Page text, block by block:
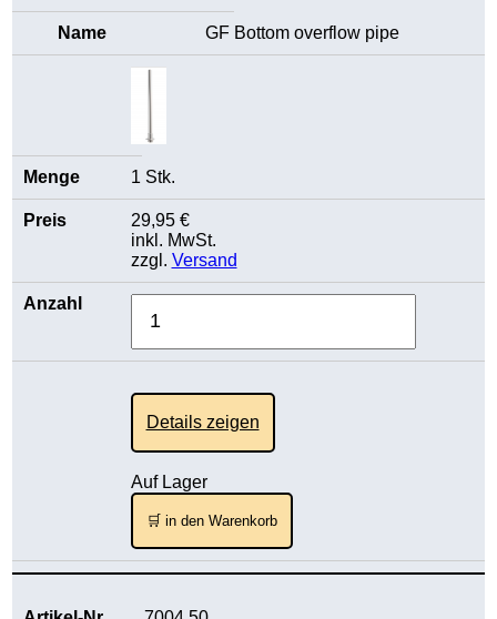
GF Bottom overflow pipe
1 Stk.
29,95 €
inkl. MwSt.
zzgl. Versand
Details zeigen
Auf Lager
🛒 in den Warenkorb